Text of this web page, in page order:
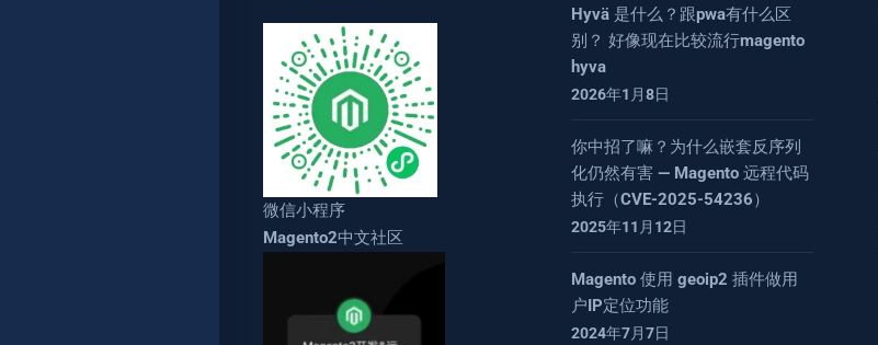
微信小程序
Magento2中文社区
Hyvä 是什么？跟pwa有什么区
别？ 好像现在比较流行magento
hyva
2026年1月8日
你中招了嘛？为什么嵌套反序列
化仍然有害 — Magento 远程代码
执行（CVE-2025-54236）
2025年11月12日
Magento 使用 geoip2 插件做用
户IP定位功能
2024年7月7日